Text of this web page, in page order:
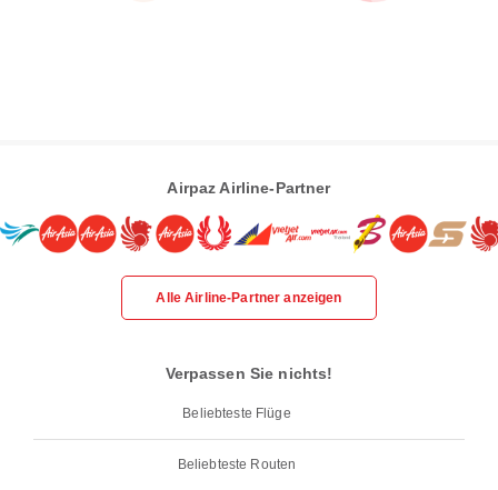
Airpaz Airline-Partner
Alle Airline-Partner anzeigen
Verpassen Sie nichts!
Beliebteste Flüge
Beliebteste Routen